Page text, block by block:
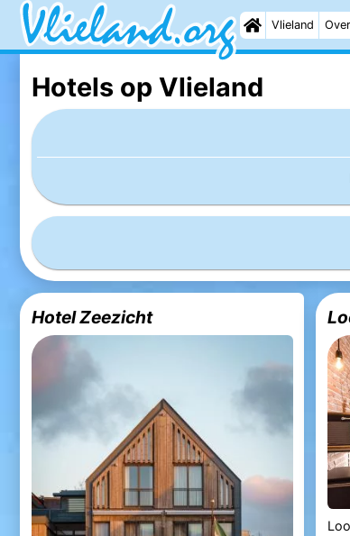
Vlieland
Hotels op Vlieland
Hotel Zeezicht